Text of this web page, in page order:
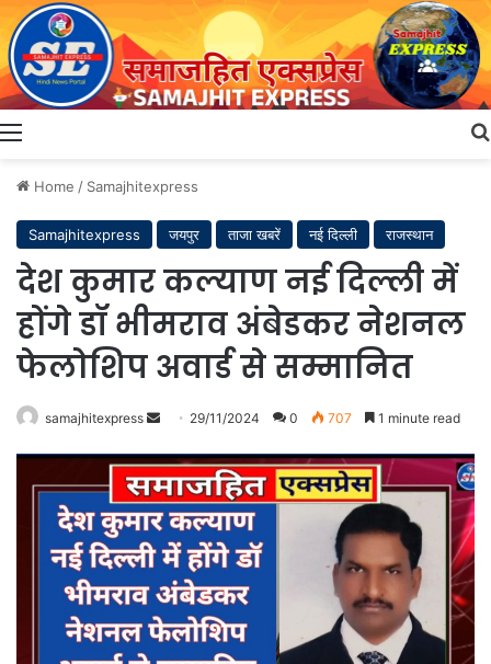
Menu
Home / Samajhitexpress
Samajhitexpress जयपुर ताजा खबरें नई दिल्ली राजस्थान
देश कुमार कल्याण नई दिल्ली में
होंगे डॉ भीमराव अंबेडकर नेशनल
फेलोशिप अवार्ड से सम्मानित
samajhitexpress
Send
email
29/11/2024 0 707 1 minute read